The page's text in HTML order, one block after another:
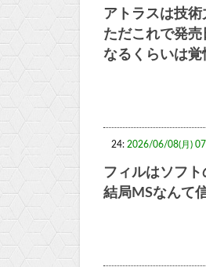
アトラスは技
ただこれで発
なるくらいは
24: 2026/06/08(月)
フィルはソフ
結局MSなんて